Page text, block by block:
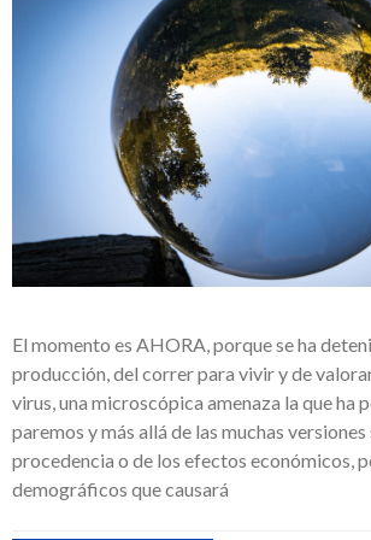
El momento es AHORA, porque se ha
producción, del correr para vivir y de
virus, una microscópica amenaza la que ha
paremos y más allá de las muchas
procedencia o de los efectos económicos,
demográficos que causará